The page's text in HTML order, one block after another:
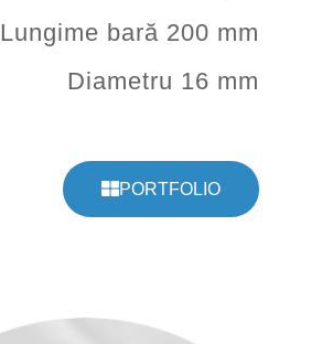
Lungime bară 200 mm
Diametru 16 mm
PORTFOLIO